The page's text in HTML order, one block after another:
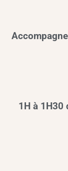
1H à 1H30